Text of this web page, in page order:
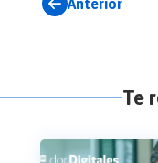
Anterior
Te